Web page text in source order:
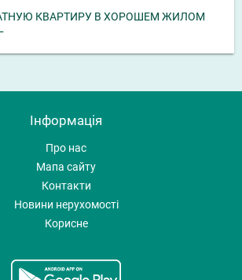
КВАРТИРУ В ХОРОШЕМ ЖИЛОМ
Інформація
Про нас
Мапа сайту
Контакти
Новини нерухомості
Корисне